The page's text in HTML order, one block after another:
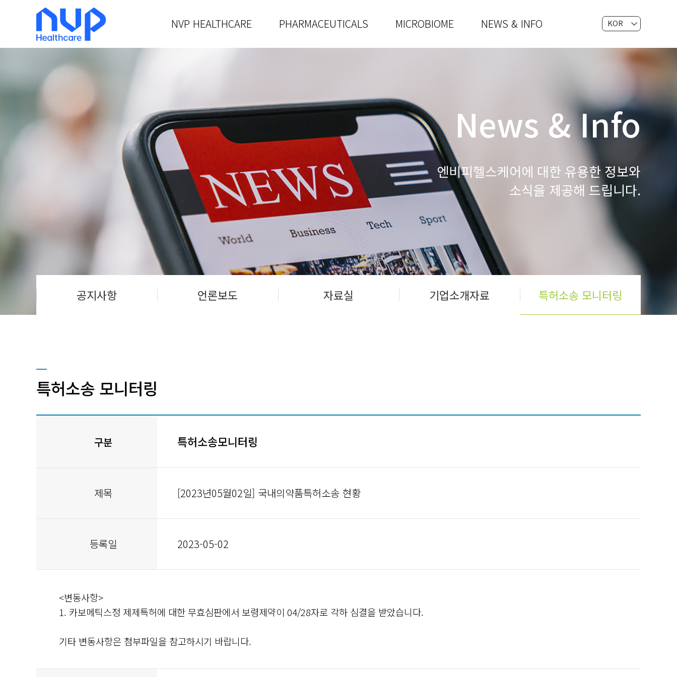
NVP HEALTHCARE PHARMACEUTICALS MICROBIOME NEWS & INFO
KOR
News & Info
엔비피헬스케어에 대한 유용한 정보와
소식을 제공해 드립니다.
공지사항 언론보도 자료실 기업소개자료 특허소송 모니터링
특허소송 모니터링
구분 특허소송모니터링
제목 [2023년05월02일] 국내의약품특허소송 현황
등록일 2023-05-02
<변동사항>
1. 카보메틱스정 제제특허에 대한 무효심판에서 보령제약이 04/28자로 각하 심결을 받았습니다.
기타 변동사항은 첨부파일을 참고하시기 바랍니다.